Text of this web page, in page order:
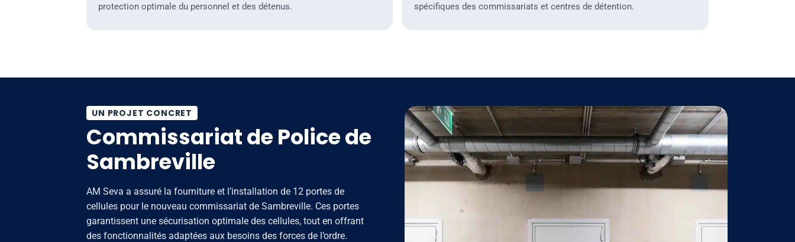
protection optimale du personnel et des détenus.
spécifiques des commissariats et centres de détention.
UN PROJET CONCRET
Commissariat de Police de
Sambreville
AM Seva a assuré la fourniture et l’installation de 12 portes de
cellules pour le nouveau commissariat de Sambreville. Ces portes
garantissent une sécurisation optimale des cellules, tout en offrant
des fonctionnalités adaptées aux besoins des forces de l’ordre.